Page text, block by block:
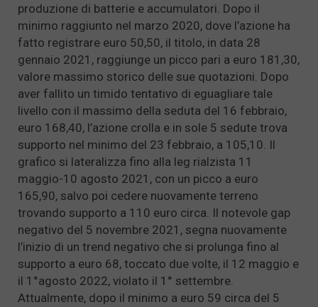
produzione di batterie e accumulatori. Dopo il
minimo raggiunto nel marzo 2020, dove l’azione ha
fatto registrare euro 50,50, il titolo, in data 28
gennaio 2021, raggiunge un picco pari a euro 181,30,
valore massimo storico delle sue quotazioni. Dopo
aver fallito un timido tentativo di eguagliare tale
livello con il massimo della seduta del 16 febbraio,
euro 168,40, l’azione crolla e in sole 5 sedute trova
supporto nel minimo del 23 febbraio, a 105,10. Il
grafico si lateralizza fino alla leg rialzista 11
maggio-10 agosto 2021, con un picco a euro
165,90, salvo poi cedere nuovamente terreno
trovando supporto a 110 euro circa. Il notevole gap
negativo del 5 novembre 2021, segna nuovamente
l’inizio di un trend negativo che si prolunga fino al
supporto a euro 68, toccato due volte, il 12 maggio e
il 1°agosto 2022, violato il 1° settembre.
Attualmente, dopo il minimo a euro 59 circa del 5